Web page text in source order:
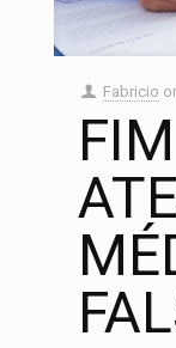
Fabricio